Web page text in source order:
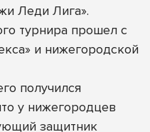
Леди Лига».
турнира прошел с
и нижегородской
получился
у нижегородцев
защитник